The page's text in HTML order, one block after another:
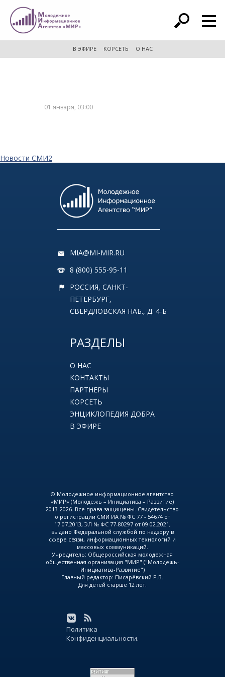
расширенный поиск
В ЭФИРЕ КОРСЕТЬ О НАС
01 января, 03:00
Новости СМИ2
MIA@MI-MIR.RU
8 (800) 555-95-11
РОССИЯ, САНКТ-
ПЕТЕРБУРГ,
СВЕРДЛОВСКАЯ НАБ., Д. 4-Б
РАЗДЕЛЫ
О НАС
КОНТАКТЫ
ПАРТНЕРЫ
КОРСЕТЬ
ЭНЦИКЛОПЕДИЯ ДОБРА
В ЭФИРЕ
© Молодежное информационное агентство
«МИР» (Молодежь – Инициатива – Развитие)
2013-2026. Все права защищены. Свидетельство
о регистрации СМИ ИА № ФС 77 - 54674 от
17.07.2013, ЭЛ № ФС 77-80297 от 09.02.2021,
выдано Федеральной службой по надзору в
сфере связи, информационных технологий и
массовых коммуникаций.
Учредитель: Общероссийская молодежная
общественная организация "МИР" ("Молодежь-
Инициатива-Развитие")
Главный редактор: Писарёвский Р.В.
Для детей старше 12 лет.
Политика
Конфиденциальности.